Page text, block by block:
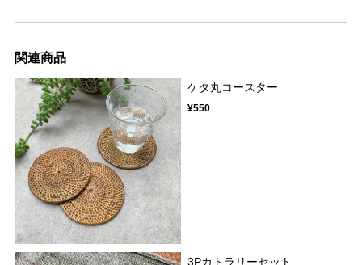
関連商品
ケタ丸コースター
¥550
3Pカトラリーセット